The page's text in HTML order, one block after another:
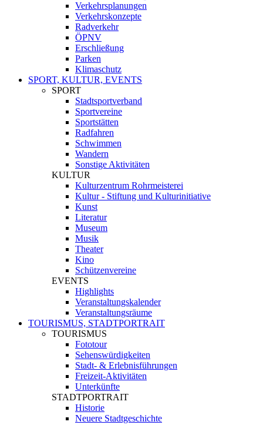
Verkehrsplanungen
Verkehrskonzepte
Radverkehr
ÖPNV
Erschließung
Parken
Klimaschutz
SPORT, KULTUR, EVENTS
SPORT
Stadtsportverband
Sportvereine
Sportstätten
Radfahren
Schwimmen
Wandern
Sonstige Aktivitäten
KULTUR
Kulturzentrum Rohrmeisterei
Kultur - Stiftung und Kulturinitiative
Kunst
Literatur
Museum
Musik
Theater
Kino
Schützenvereine
EVENTS
Highlights
Veranstaltungskalender
Veranstaltungsräume
TOURISMUS, STADTPORTRAIT
TOURISMUS
Fototour
Sehenswürdigkeiten
Stadt- & Erlebnisführungen
Freizeit-Aktivitäten
Unterkünfte
STADTPORTRAIT
Historie
Neuere Stadtgeschichte